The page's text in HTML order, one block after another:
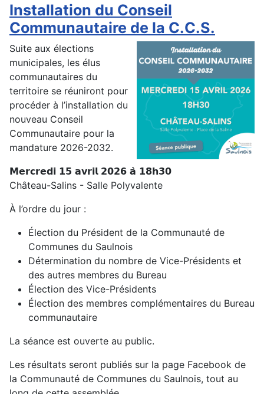
Installation du Conseil
Communautaire de la C.C.S.
Suite aux élections
municipales, les élus
communautaires du
territoire se réuniront pour
procéder à l’installation du
nouveau Conseil
Communautaire pour la
mandature 2026-2032.
𝗠𝗲𝗿𝗰𝗿𝗲𝗱𝗶 𝟭𝟱 𝗮𝘃𝗿𝗶𝗹 𝟮𝟬𝟮𝟲 𝗮̀ 𝟭𝟴𝗵𝟯𝟬
Château-Salins - Salle Polyvalente
À l’ordre du jour :
Élection du Président de la Communauté de
Communes du Saulnois
Détermination du nombre de Vice-Présidents et
des autres membres du Bureau
Élection des Vice-Présidents
Élection des membres complémentaires du Bureau
communautaire
La séance est ouverte au public.
Les résultats seront publiés sur la page Facebook de
la Communauté de Communes du Saulnois, tout au